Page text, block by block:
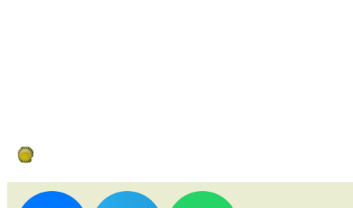
Дистанционное бронирование туров